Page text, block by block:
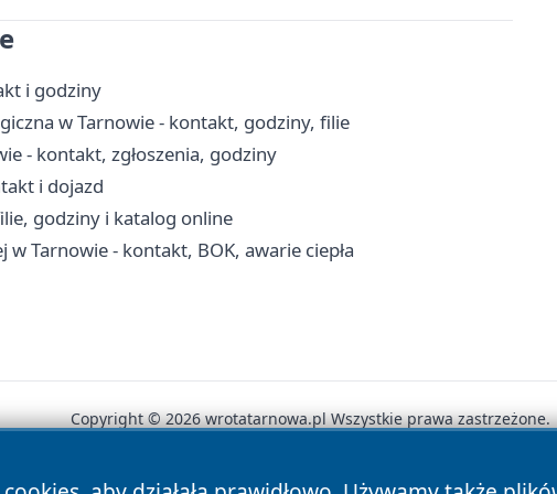
i godziny
w Tarnowie - kontakt, godziny, filie
- kontakt, zgłoszenia, godziny
i dojazd
godziny i katalog online
Tarnowie - kontakt, BOK, awarie ciepła
Copyright © 2026 wrotatarnowa.pl Wszystkie prawa zastrzeżone.